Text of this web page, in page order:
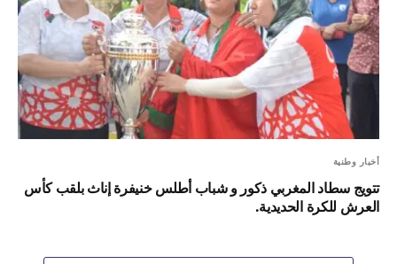
أخبار وطنية
تتويج سطاد المغربي ذكور و شباب أطلس خنيفرة إناث بلقب كأس
العرش للكرة الحديدية.